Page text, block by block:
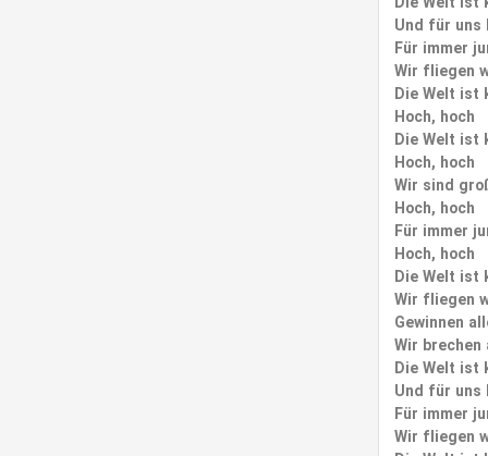
Und für uns
Für immer
Wir fliegen
Die Welt ist
Hoch, hoch
Die Welt ist
Hoch, hoch
Wir sind
Hoch, hoch
Für immer
Hoch, hoch
Die Welt ist
Wir fliegen
Gewinnen
Wir
Die Welt ist
Und für uns
Für immer
Wir fliegen